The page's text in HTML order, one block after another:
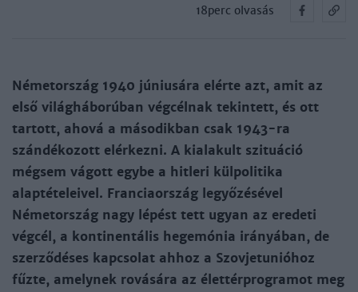
18perc olvasás
Németország 1940 júniusára elérte azt, amit az
első világháborúban végcélnak tekintett, és ott
tartott, ahová a másodikban csak 1943-ra
szándékozott elérkezni. A kialakult szituáció
mégsem vágott egybe a hitleri külpolitika
alaptételeivel. Franciaország legyőzésével
Németország nagy lépést tett ugyan az eredeti
végcél, a kontinentális hegemónia irányában, de
szerződéses kapcsolat ahhoz a Szovjetunióhoz
fűzte, amelynek rovására az élettérprogramot meg